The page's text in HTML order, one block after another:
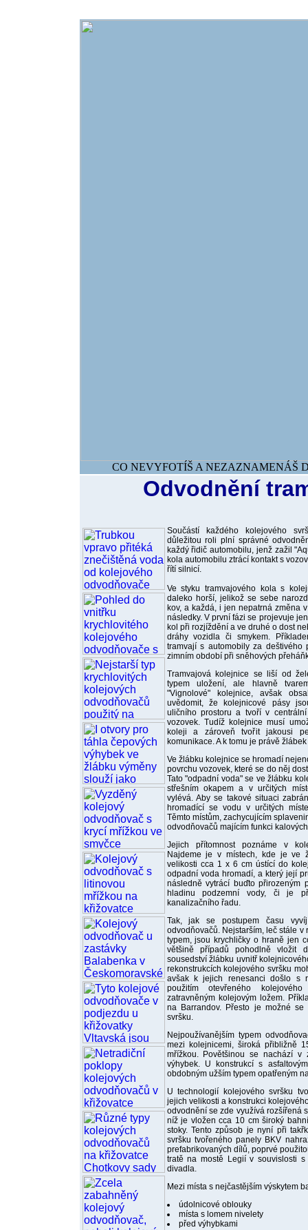
CO NEVYFOTÍŠ A NEZAZNAMENÁŠ
Odvodnění
Součástí každého kolejového
důležitou roli plní správné
každý řidič automobilu, jenž zažil
kola automobilu ztrácí kontakt s
řítí silnicí.
Ve styku tramvajového kola s
daleko horší, jelikož se sebe
kov, a každá, i jen nepatrná změna
následky. V první fázi se projevuje
kol při rozjíždění a ve druhé o dost
dráhy vozidla či smykem.
tramvají s automobily za
zimním období při sněhových
Tramvajová kolejnice se liší od
typem uložení, ale hlavně
"Vignolové" kolejnice, avšak
uvědomit, že kolejnicové pásy
uličního prostoru a tvoří v
vozovek. Tudíž kolejnice musí
koleji a zároveň tvořit jakousi
komunikace. A k tomu je právě
Ve žlábku kolejnice se hromadí
povrchu vozovek, které se do něj
Tato "odpadní voda" se ve žlábku
střešním okapem a v určitých
vylévá. Aby se takové situaci
hromadící se vodu v určitých
Těmto místům, zachycujícím
odvodňovačů majícím funkci
Jejich přítomnost poznáme v
Najdeme je v místech, kde je ve
velikosti cca 1 x 6 cm ústící do
odpadní voda hromadí, a který její
následně vytrácí buďto přirozeným
hladinu podzemní vody, či je
kanalizačního řadu.
Tak, jak se postupem času
odvodňovačů. Nejstarším, leč stále
typem, jsou krychličky o hraně jen
většině případů pohodlně vložit
sousedství žlábku uvnitř
rekonstrukcích kolejového svršku
avšak k jejich renesanci došlo s
použitím otevřeného
zatravněným kolejovým ložem.
na Barrandov. Přesto je možné
svršku.
Nejpoužívanějším typem
mezi kolejnicemi, široká přibližně
mřížkou. Povětšinou se nachází
výhybek. U konstrukcí s
obdobným užším typem opatřeným
U technologií kolejového svršku
jejich velikosti a konstrukci
odvodnění se zde využívá rozšířená
níž je vložen cca 10 cm široký
stoky. Tento způsob je nyní při
svršku tvořeného panely BKV
prefabrikovaných dílů, poprvé
tratě na mostě Legií v souvislosti
divadla.
Mezi místa s nejčastějším výskytem
údolnicové oblouky
místa s lomem nivelety
před výhybkami